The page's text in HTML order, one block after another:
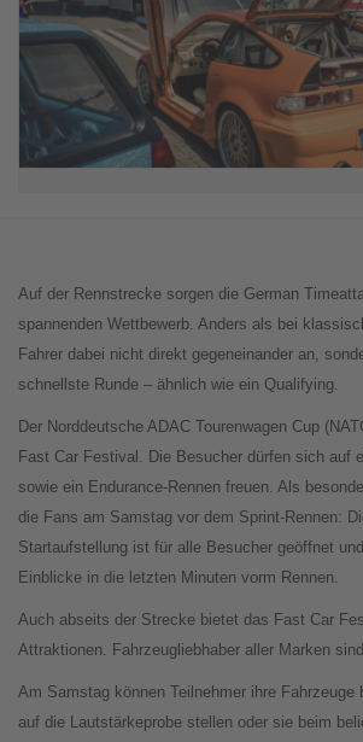
Auf der Rennstrecke sorgen die German
spannenden Wettbewerb. Anders als bei
Fahrer dabei nicht direkt gegeneinander an,
schnellste Runde – ähnlich wie ein Qualifying.
Der Norddeutsche ADAC Tourenwagen Cup
Fast Car Festival. Die Besucher dürfen sich auf
sowie ein Endurance-Rennen freuen. Als
die Fans am Samstag vor dem Sprint-Rennen:
Startaufstellung ist für alle Besucher geöffnet
Einblicke in die letzten Minuten vorm Rennen.
Auch abseits der Strecke bietet das Fast Car
Attraktionen. Fahrzeugliebhaber aller Marken
Am Samstag können Teilnehmer ihre Fahrzeuge
auf die Lautstärkeprobe stellen oder sie beim